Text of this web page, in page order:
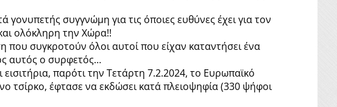
συγγνώμη για τις όποιες ευθύνες έχει για τον
ολόκληρη την Χώρα!!
συγκροτούν όλοι αυτοί που είχαν καταντήσει ένα
αυτός ο συρφετός…
παρότι την Τετάρτη 7.2.2024, το Ευρωπαϊκό
τσίρκο, έφτασε να εκδώσει κατά πλειοψηφία (330 ψήφοι